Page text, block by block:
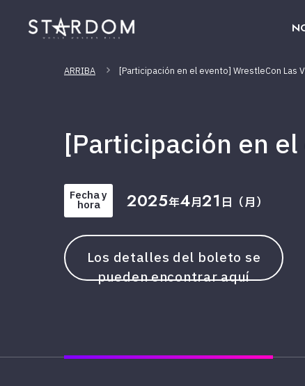
ARRIBA [Participación en el evento] WrestleCon Las
[Participación en
Fecha y
hora 2025年4月21 日（月）
Los detalles del boleto se
pueden encontrar aquí